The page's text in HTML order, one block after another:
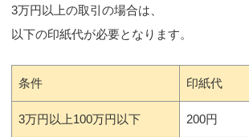
3万円以上の取引の場合は、
以下の印紙代が必要となります。
条件 印紙代
3万円以上100万円以下 200円